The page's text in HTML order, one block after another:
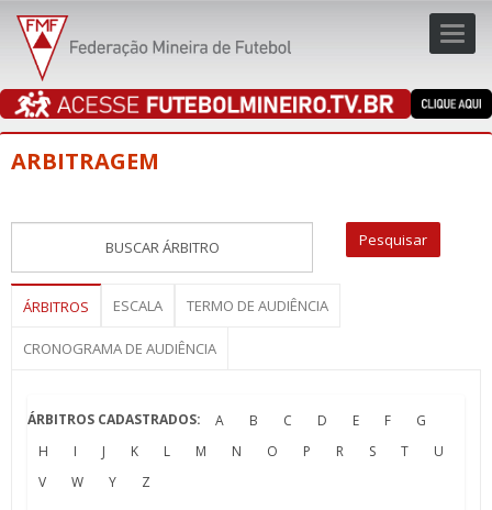
ARBITRAGEM
ÁRBITROS ESCALA TERMO DE AUDIÊNCIA
CRONOGRAMA DE AUDIÊNCIA
ÁRBITROS CADASTRADOS: A B C D E F
G
H
I J K L M N O P R S T
U
V
W Y Z